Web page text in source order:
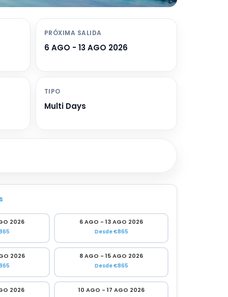
PRÓXIMA SALIDA
6 AGO - 13 AGO 2026
TIPO
Multi Days
2026 6 AGO - 13 AGO 2026
Desde €865
2026 8 AGO - 15 AGO 2026
Desde €865
2026 10 AGO - 17 AGO 2026